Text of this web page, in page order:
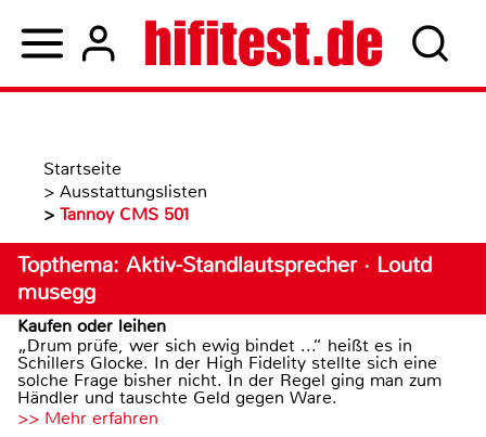
Startseite
> Ausstattungslisten
> Tannoy CMS 501
Topthema: Aktiv-Standlautsprecher · Loutd
musegg
Kaufen oder leihen
„Drum prüfe, wer sich ewig bindet ...“ heißt es in
Schillers Glocke. In der High Fidelity stellte sich eine
solche Frage bisher nicht. In der Regel ging man zum
Händler und tauschte Geld gegen Ware.
>> Mehr erfahren